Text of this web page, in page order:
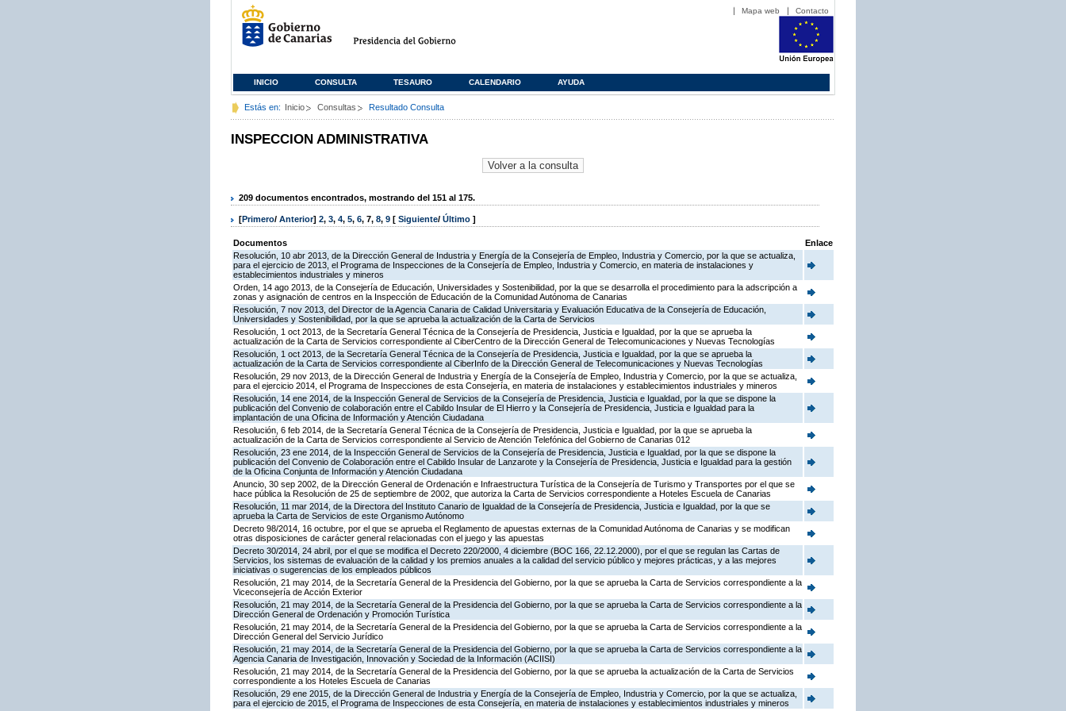
Mapa web Contacto
INICIO CONSULTA TESAURO CALENDARIO AYUDA
Estás en: Inicio Consultas Resultado Consulta
INSPECCION ADMINISTRATIVA
209 documentos encontrados, mostrando del 151 al 175.
[Primero/ Anterior] 2, 3, 4, 5, 6, 7, 8, 9 [ Siguiente/ Último ]
Documentos
Enlace
Resolución, 10 abr 2013, de la Dirección General de Industria y Energía de la Consejería de Empleo, Industria y Comercio, por la que se actualiza,
para el ejercicio de 2013, el Programa de Inspecciones de la Consejería de Empleo, Industria y Comercio, en materia de instalaciones y
establecimientos industriales y mineros
Orden, 14 ago 2013, de la Consejería de Educación, Universidades y Sostenibilidad, por la que se desarrolla el procedimiento para la adscripción a
zonas y asignación de centros en la Inspección de Educación de la Comunidad Autónoma de Canarias
Resolución, 7 nov 2013, del Director de la Agencia Canaria de Calidad Universitaria y Evaluación Educativa de la Consejería de Educación,
Universidades y Sostenibilidad, por la que se aprueba la actualización de la Carta de Servicios
Resolución, 1 oct 2013, de la Secretaría General Técnica de la Consejería de Presidencia, Justicia e Igualdad, por la que se aprueba la
actualización de la Carta de Servicios correspondiente al CiberCentro de la Dirección General de Telecomunicaciones y Nuevas Tecnologías
Resolución, 1 oct 2013, de la Secretaría General Técnica de la Consejería de Presidencia, Justicia e Igualdad, por la que se aprueba la
actualización de la Carta de Servicios correspondiente al CiberInfo de la Dirección General de Telecomunicaciones y Nuevas Tecnologías
Resolución, 29 nov 2013, de la Dirección General de Industria y Energía de la Consejería de Empleo, Industria y Comercio, por la que se actualiza,
para el ejercicio 2014, el Programa de Inspecciones de esta Consejería, en materia de instalaciones y establecimientos industriales y mineros
Resolución, 14 ene 2014, de la Inspección General de Servicios de la Consejería de Presidencia, Justicia e Igualdad, por la que se dispone la
publicación del Convenio de colaboración entre el Cabildo Insular de El Hierro y la Consejería de Presidencia, Justicia e Igualdad para la
implantación de una Oficina de Información y Atención Ciudadana
Resolución, 6 feb 2014, de la Secretaría General Técnica de la Consejería de Presidencia, Justicia e Igualdad, por la que se aprueba la
actualización de la Carta de Servicios correspondiente al Servicio de Atención Telefónica del Gobierno de Canarias 012
Resolución, 23 ene 2014, de la Inspección General de Servicios de la Consejería de Presidencia, Justicia e Igualdad, por la que se dispone la
publicación del Convenio de Colaboración entre el Cabildo Insular de Lanzarote y la Consejería de Presidencia, Justicia e Igualdad para la gestión
de la Oficina Conjunta de Información y Atención Ciudadana
Anuncio, 30 sep 2002, de la Dirección General de Ordenación e Infraestructura Turística de la Consejería de Turismo y Transportes por el que se
hace pública la Resolución de 25 de septiembre de 2002, que autoriza la Carta de Servicios correspondiente a Hoteles Escuela de Canarias
Resolución, 11 mar 2014, de la Directora del Instituto Canario de Igualdad de la Consejería de Presidencia, Justicia e Igualdad, por la que se
aprueba la Carta de Servicios de este Organismo Autónomo
Decreto 98/2014, 16 octubre, por el que se aprueba el Reglamento de apuestas externas de la Comunidad Autónoma de Canarias y se modifican
otras disposiciones de carácter general relacionadas con el juego y las apuestas
Decreto 30/2014, 24 abril, por el que se modifica el Decreto 220/2000, 4 diciembre (BOC 166, 22.12.2000), por el que se regulan las Cartas de
Servicios, los sistemas de evaluación de la calidad y los premios anuales a la calidad del servicio público y mejores prácticas, y a las mejores
iniciativas o sugerencias de los empleados públicos
Resolución, 21 may 2014, de la Secretaría General de la Presidencia del Gobierno, por la que se aprueba la Carta de Servicios correspondiente a la
Viceconsejería de Acción Exterior
Resolución, 21 may 2014, de la Secretaría General de la Presidencia del Gobierno, por la que se aprueba la Carta de Servicios correspondiente a la
Dirección General de Ordenación y Promoción Turística
Resolución, 21 may 2014, de la Secretaría General de la Presidencia del Gobierno, por la que se aprueba la Carta de Servicios correspondiente a la
Dirección General del Servicio Jurídico
Resolución, 21 may 2014, de la Secretaría General de la Presidencia del Gobierno, por la que se aprueba la Carta de Servicios correspondiente a la
Agencia Canaria de Investigación, Innovación y Sociedad de la Información (ACIISI)
Resolución, 21 may 2014, de la Secretaría General de la Presidencia del Gobierno, por la que se aprueba la actualización de la Carta de Servicios
correspondiente a los Hoteles Escuela de Canarias
Resolución, 29 ene 2015, de la Dirección General de Industria y Energía de la Consejería de Empleo, Industria y Comercio, por la que se actualiza,
para el ejercicio de 2015, el Programa de Inspecciones de esta Consejería, en materia de instalaciones y establecimientos industriales y mineros